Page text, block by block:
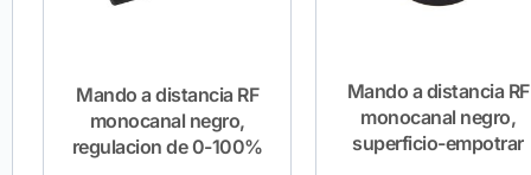
Mando a distancia RF
monocanal negro,
regulacion de 0-100%
Mando a distancia RF
monocanal negro,
superficio-empotrar